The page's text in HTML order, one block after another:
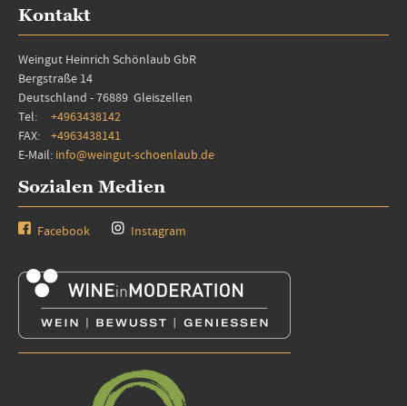
Kontakt
Weingut Heinrich Schönlaub GbR
Bergstraße 14
Deutschland - 76889 Gleiszellen
Tel: +4963438142
FAX: +4963438141
E-Mail: info@weingut-schoenlaub.de
Sozialen Medien
Facebook Instagram